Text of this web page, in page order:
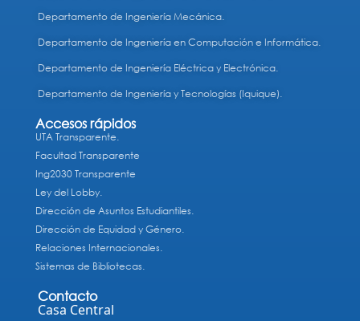
Departamento de Ingeniería Mecánica.
Departamento de Ingeniería en Computación e Informática.
Departamento de Ingeniería Eléctrica y Electrónica.
Departamento de Ingeniería y Tecnologías (Iquique).
Accesos rápidos
UTA Transparente.
Facultad Transparente
Ing2030 Transparente
Ley del Lobby.
Dirección de Asuntos Estudiantiles.
Dirección de Equidad y Género.
Relaciones Internacionales.
Sistemas de Bibliotecas.
Contacto
Casa Central